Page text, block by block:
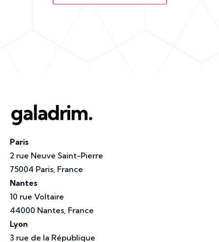
Paris
2 rue Neuve Saint-Pierre
75004 Paris, France
Nantes
10 rue Voltaire
44000 Nantes, France
Lyon
3 rue de la République